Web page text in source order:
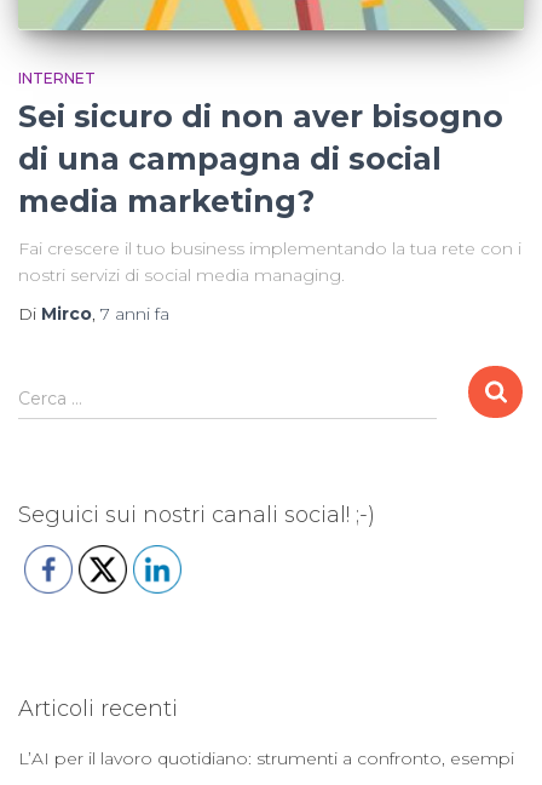
INTERNET
Sei sicuro di non aver bisogno
di una campagna di social
media marketing?
Fai crescere il tuo business implementando la tua rete con i
nostri servizi di social media managing.
Di Mirco, 7 annifa
R
i
c
p
Cerca …
Seguici sui nostri canali social! ;-)
Articoli recenti
L’AI per il lavoro quotidiano: strumenti a confronto, esempi